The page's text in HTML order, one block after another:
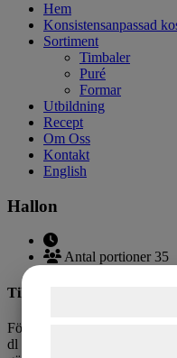
Hem
Konsistensanpassad
Sortiment
Timbaler
Puré
Formar
Utbildning
Recept
Om Oss
Kontakt
English
Hallon
Antal portioner 35
Tillagningsanvisning
För att veta hur mycket
dl din form rymmer och